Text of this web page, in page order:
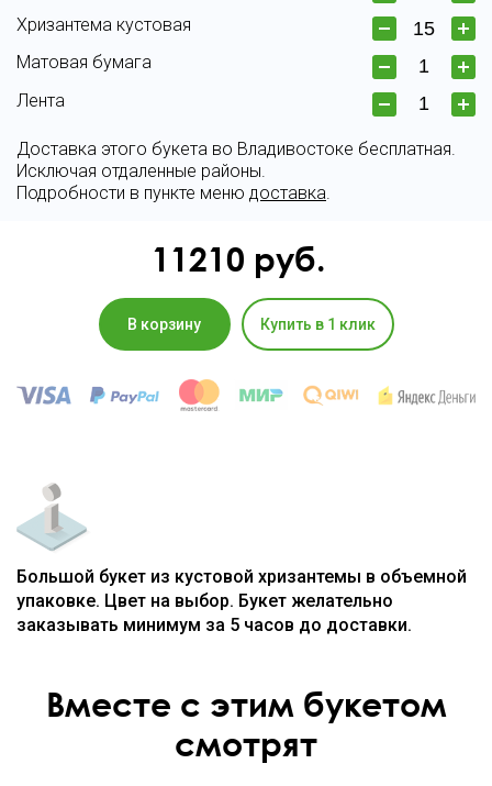
Хризантема кустовая
Матовая бумага
Лента
Доставка этого букета во Владивостоке бесплатная.
Исключая отдаленные районы.
Подробности в пункте меню доставка.
11210 руб.
В корзину Купить в 1 клик
Большой букет из кустовой хризантемы в объемной
упаковке. Цвет на выбор. Букет желательно
заказывать минимум за 5 часов до доставки.
Вместе с этим букетом
смотрят